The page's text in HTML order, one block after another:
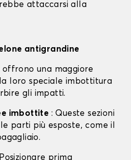
attaccarsi alla
antigrandine
una maggiore
loro speciale imbottitura
gli impatti.
imbottite : Queste sezioni
parti più esposte, come il
prima